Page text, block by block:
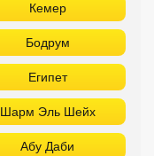
Кемер
Бодрум
Египет
Шарм Эль Шейх
Абу Даби